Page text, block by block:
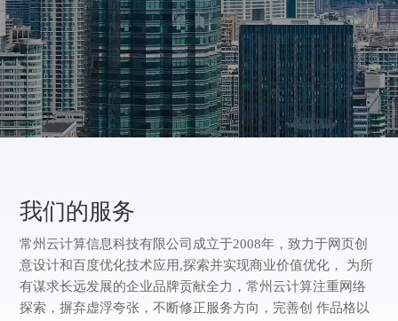
案
例
我
们
系
我
们
我们的服务
常州云计算信息科技有限公司成立于2008年，致力于网页创
意设计和百度优化技术应用,探索并实现商业价值优化， 为所
有谋求长远发展的企业品牌贡献全力，常州云计算注重网络
探索，摒弃虚浮夸张，不断修正服务方向，完善创 作品格以